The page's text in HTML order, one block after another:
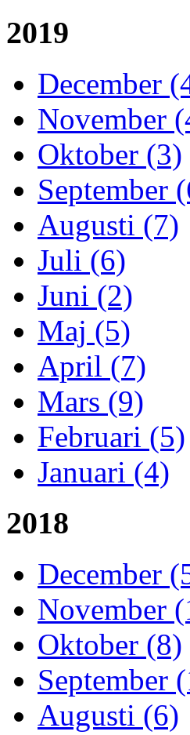
2019
December
November
Oktober (3)
September
Augusti (7)
Juli (6)
Juni (2)
Maj (5)
April (7)
Mars (9)
Februari (5)
Januari (4)
2018
December
November
Oktober (8)
September
Augusti (6)